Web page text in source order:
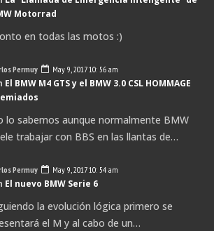
Motorrad
en todas las motos :)
Permuy May 9, 2017 10: 56 am
El BMW M4 GTS y el BMW 3.0 CSL HOMMAGE
lo sabemos aunque normalmente BMW
trabajar con BBS en las llantas de…
Permuy May 9, 2017 10: 54 am
El nuevo BMW Serie 6
la evolución lógica primero se
el M y al cabo de un…